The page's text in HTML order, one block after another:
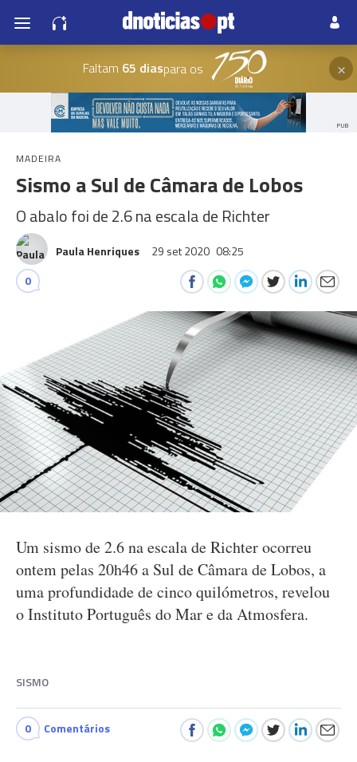
Faltam 65 diaspara os ×
PUB
MADEIRA
Sismo a Sul de Câmara de Lobos
O abalo foi de 2.6 na escala de Richter
Paula Henriques 29 set 2020 08:25
0
Um sismo de 2.6 na escala de Richter ocorreu
ontem pelas 20h46 a Sul de Câmara de Lobos, a
uma profundidade de cinco quilómetros, revelou
o Instituto Português do Mar e da Atmosfera.
SISMO
0 Comentários